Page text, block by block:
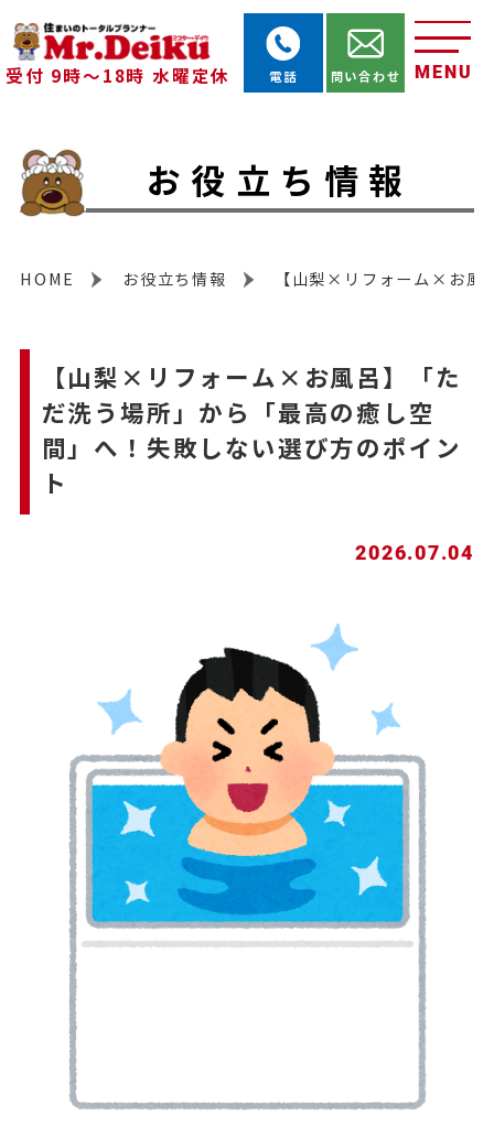
受付 9時～18時 水曜定休 MENU
電話 問い合わせ
お役立ち情報
HOME お役立ち情報 【山梨×リフォーム×お風
【山梨×リフォーム×お風呂】「た
だ洗う場所」から「最高の癒し空
間」へ！失敗しない選び方のポイン
ト
2026.07.04